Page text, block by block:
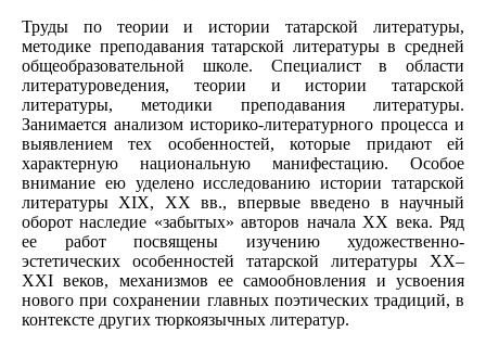
Труды по теории и истории татарской литературы,
методике преподавания татарской литературы в средней
общеобразовательной школе. Специалист в области
литературоведения, теории и истории татарской
литературы, методики преподавания литературы.
Занимается анализом историко-литературного процесса и
выявлением тех особенностей, которые придают ей
характерную национальную манифестацию. Особое
внимание ею уделено исследованию истории татарской
литературы ХIХ, ХХ вв., впервые введено в научный
оборот наследие «забытых» авторов начала ХХ века. Ряд
ее работ посвящены изучению художественно-
эстетических особенностей татарской литературы ХХ–
ХХI веков, механизмов ее самообновления и усвоения
нового при сохранении главных поэтических традиций, в
контексте других тюркоязычных литератур.